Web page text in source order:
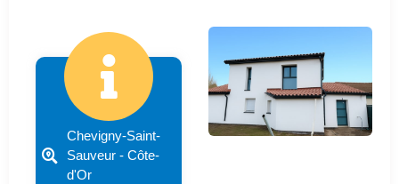
Chevigny-Saint-
Sauveur - Côte-
d'Or